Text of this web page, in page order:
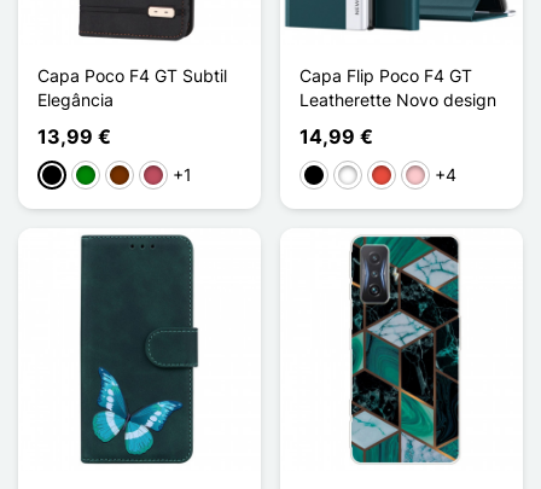
Capa Poco F4 GT Subtil
Elegância
13,99 €
PretoVerdeCaféRosa escuro
+1
Capa Flip Poco F4 GT
Leatherette Novo design
14,99 €
PretoBrancoVermelho
Rosa+4